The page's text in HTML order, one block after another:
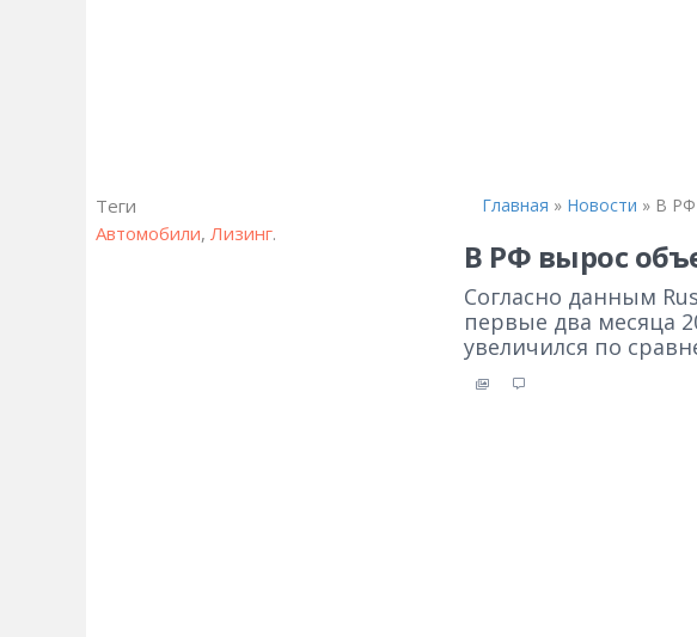
Теги
Автомобили, Лизинг.
Главная » Новости » В РФ
В РФ вырос
Согласно данным
первые два месяца
увеличился по